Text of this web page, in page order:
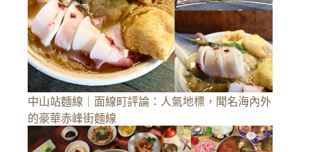
中山站麵線｜面線町評論：人氣地標，聞名海內外
的豪華赤峰街麵線